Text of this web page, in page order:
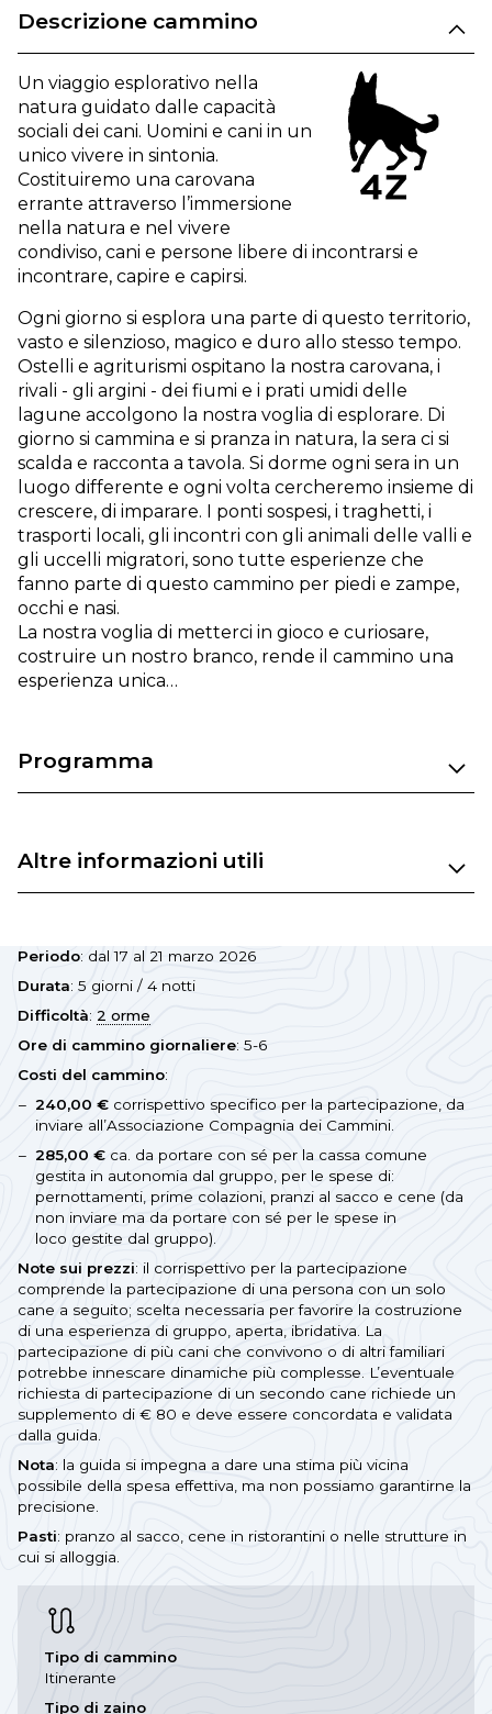
Descrizione cammino
Un viaggio esplorativo nella
natura guidato dalle capacità
sociali dei cani. Uomini e cani in un
unico vivere in sintonia.
Costituiremo una carovana
errante attraverso l’immersione
nella natura e nel vivere
condiviso, cani e persone libere di incontrarsi e
incontrare, capire e capirsi.
Ogni giorno si esplora una parte di questo territorio,
vasto e silenzioso, magico e duro allo stesso tempo.
Ostelli e agriturismi ospitano la nostra carovana, i
rivali - gli argini - dei fiumi e i prati umidi delle
lagune accolgono la nostra voglia di esplorare. Di
giorno si cammina e si pranza in natura, la sera ci si
scalda e racconta a tavola. Si dorme ogni sera in un
luogo differente e ogni volta cercheremo insieme di
crescere, di imparare. I ponti sospesi, i traghetti, i
trasporti locali, gli incontri con gli animali delle valli e
gli uccelli migratori, sono tutte esperienze che
fanno parte di questo cammino per piedi e zampe,
occhi e nasi.
La nostra voglia di metterci in gioco e curiosare,
costruire un nostro branco, rende il cammino una
esperienza unica…
Programma
Altre informazioni utili
Periodo: dal 17 al 21 marzo 2026
Durata: 5 giorni / 4 notti
Difficoltà: 2 orme
Ore di cammino giornaliere: 5-6
Costi del cammino:
240,00 € corrispettivo specifico per la partecipazione, da
inviare all’Associazione Compagnia dei Cammini.
285,00 € ca. da portare con sé per la cassa comune
gestita in autonomia dal gruppo, per le spese di:
pernottamenti, prime colazioni, pranzi al sacco e cene (da
non inviare ma da portare con sé per le spese in
loco gestite dal gruppo).
Note sui prezzi: il corrispettivo per la partecipazione
comprende la partecipazione di una persona con un solo
cane a seguito; scelta necessaria per favorire la costruzione
di una esperienza di gruppo, aperta, ibridativa. La
partecipazione di più cani che convivono o di altri familiari
potrebbe innescare dinamiche più complesse. L’eventuale
richiesta di partecipazione di un secondo cane richiede un
supplemento di € 80 e deve essere concordata e validata
dalla guida.
Nota: la guida si impegna a dare una stima più vicina
possibile della spesa effettiva, ma non possiamo garantirne la
precisione.
Pasti: pranzo al sacco, cene in ristorantini o nelle strutture in
cui si alloggia.
Tipo di cammino
Itinerante
Tipo di zaino